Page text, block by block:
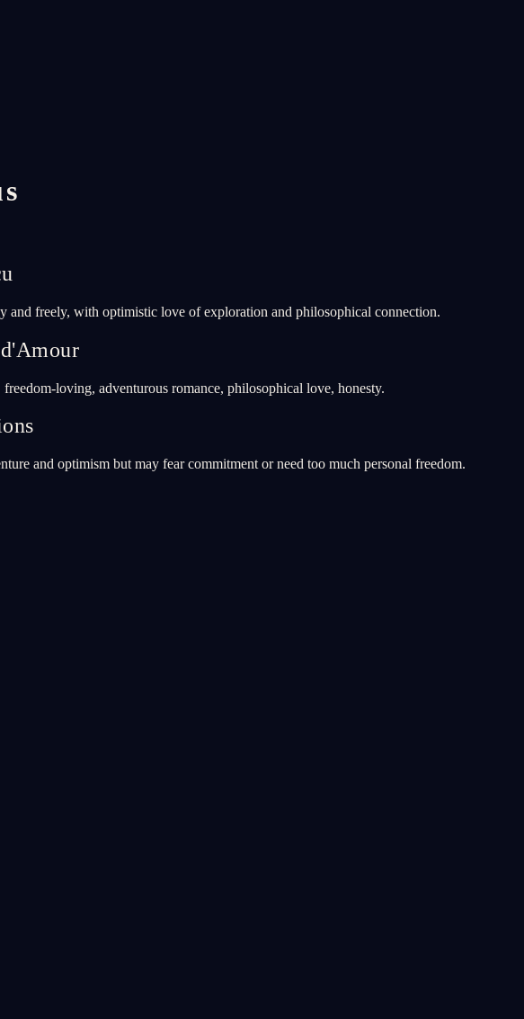
and freely, with optimistic love of exploration and philosophical connection.
loving, adventurous romance, philosophical love, honesty.
and optimism but may fear commitment or need too much personal freedom.